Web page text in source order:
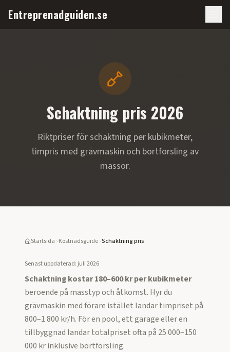
Entreprenadguiden.se
Schaktning pris 2026
Riktpriser för schaktning per kubikmeter,
timpris med grävmaskin och bortforsling av
massor.
Startsida ›Kostnadsguide›Schaktning pris
Senast uppdaterad:juli 2026
Schaktning kostar 180–600 kr per kubikmeter
beroende på masstyp och åtkomst. Hyr du
grävmaskin med förare istället landar timpriset på
800–1 800 kr/h. För en pool, ett garage eller en
tillbyggnad landar totalpriset ofta på 25 000–150
000 kr inklusive bortforsling.